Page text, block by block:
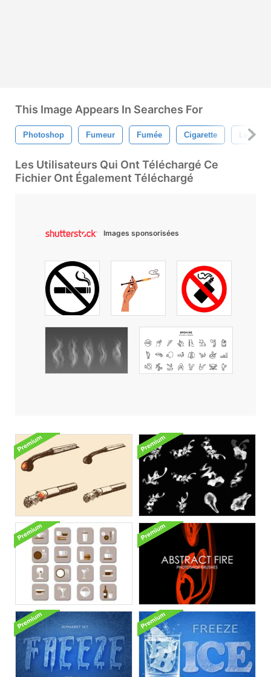
This Image Appears In Searches For
Photoshop Fumeur Fumée Cigarette Le
Les Utilisateurs Qui Ont Téléchargé Ce
Fichier Ont Également Téléchargé
Images sponsorisées